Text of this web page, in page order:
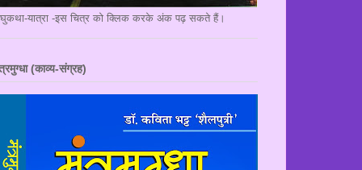
यात्रा -इस चित्र को क्लिक करके अंक पढ़ सकते हैं।
(काव्य-संग्रह)